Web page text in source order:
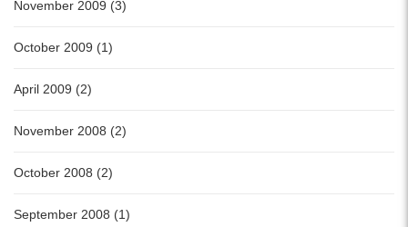
November 2009 (3)
October 2009 (1)
April 2009 (2)
November 2008 (2)
October 2008 (2)
September 2008 (1)